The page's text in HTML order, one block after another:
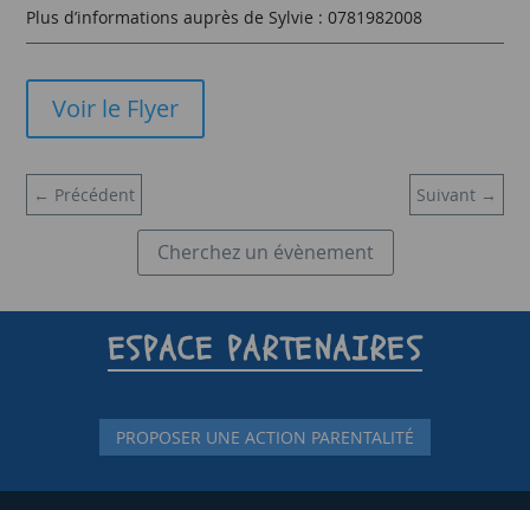
Plus d’informations auprès de Sylvie : 0781982008
Voir le Flyer
← Précédent Suivant→
Cherchez un évènement
ESPACE PARTENAIRES
PROPOSER UNE ACTION PARENTALITÉ